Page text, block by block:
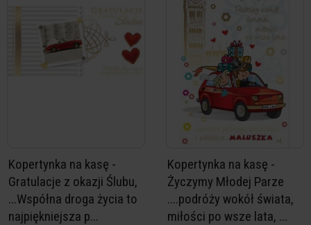
Kopertynka na kasę -
Gratulacje z okazji Ślubu,
...Współna droga życia to
najpiękniejsza p...
Kopertynka na kasę -
Życzymy Młodej Parze
....podróży wokół świata,
miłości po wsze lata, ...